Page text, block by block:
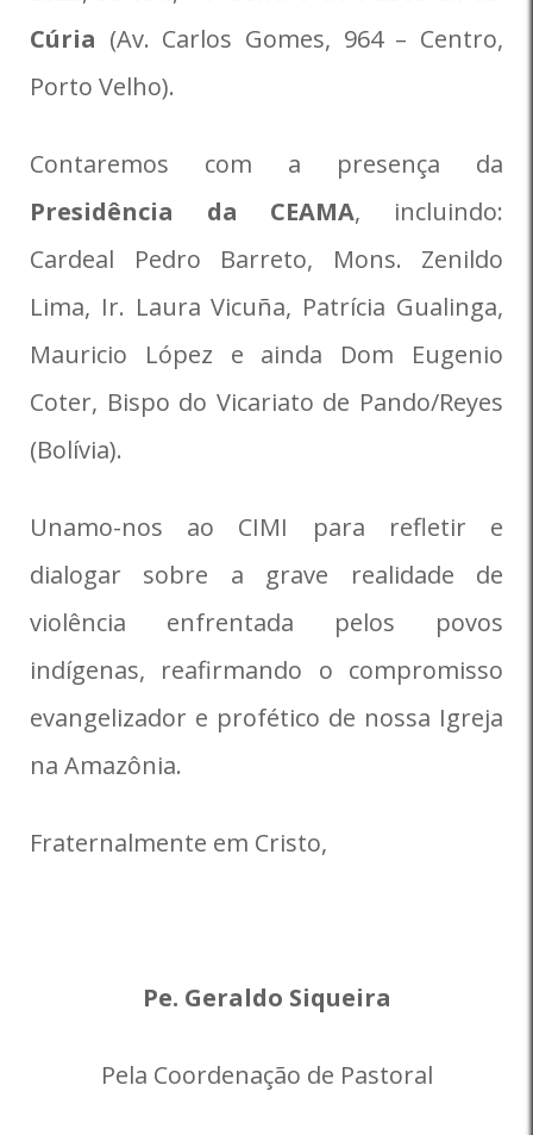
Cúria (Av. Carlos Gomes, 964 – Centro,
Porto Velho).
Contaremos com a presença da
Presidência da CEAMA, incluindo:
Cardeal Pedro Barreto, Mons. Zenildo
Lima, Ir. Laura Vicuña, Patrícia Gualinga,
Mauricio López e ainda Dom Eugenio
Coter, Bispo do Vicariato de Pando/Reyes
(Bolívia).
Unamo-nos ao CIMI para refletir e
dialogar sobre a grave realidade de
violência enfrentada pelos povos
indígenas, reafirmando o compromisso
evangelizador e profético de nossa Igreja
na Amazônia.
Fraternalmente em Cristo,
Pe. Geraldo Siqueira
Pela Coordenação de Pastoral